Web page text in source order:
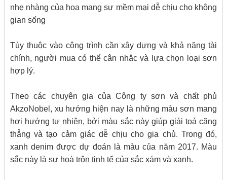
nhẹ nhàng của hoa mang sự mềm mại dễ chịu cho không
gian sống
Tùy thuộc vào công trình cần xây dựng và khả năng tài
chính, người mua có thể cân nhắc và lựa chọn loại sơn
hợp lý.
Theo các chuyên gia của Công ty sơn và chất phủ
AkzoNobel, xu hướng hiện nay là những màu sơn mang
hơi hướng tự nhiên, bởi màu sắc này giúp giải toả căng
thẳng và tạo cảm giác dễ chịu cho gia chủ. Trong đó,
xanh denim được dự đoán là màu của năm 2017. Màu
sắc này là sự hoà trộn tinh tế của sắc xám và xanh.